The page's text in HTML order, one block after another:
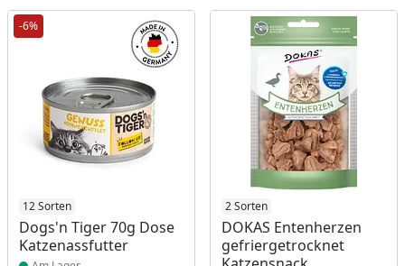
-6%
12 Sorten
Dogs'n Tiger 70g Dose
Katzenassfutter
Produkt am Lager 2 Sorten
DOKAS Entenherzen
gefriergetrocknet
Produkt am Lager